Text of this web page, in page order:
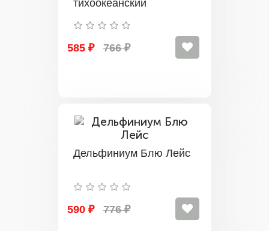
тихоокеанский
585 ₽ 766 ₽
Дельфиниум Блю Лейс
590 ₽ 776 ₽